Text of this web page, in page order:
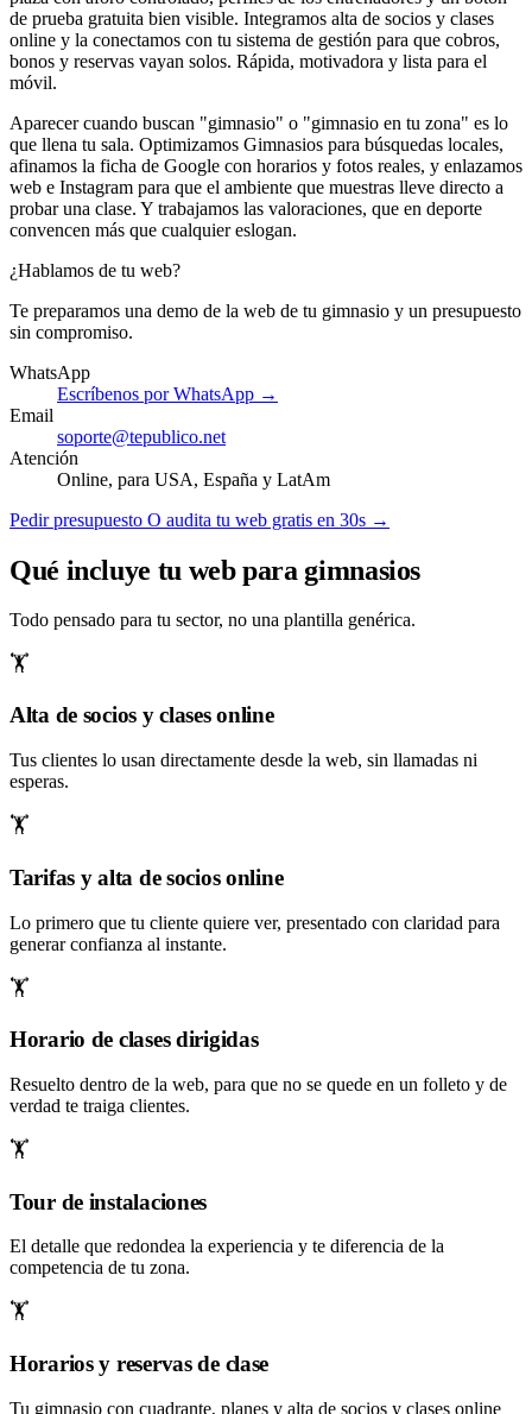
de prueba gratuita bien visible. Integramos alta de socios y clases
online y la conectamos con tu sistema de gestión para que cobros,
bonos y reservas vayan solos. Rápida, motivadora y lista para el
móvil.
Aparecer cuando buscan "gimnasio" o "gimnasio en tu zona" es lo
que llena tu sala. Optimizamos Gimnasios para búsquedas locales,
afinamos la ficha de Google con horarios y fotos reales, y enlazamos
web e Instagram para que el ambiente que muestras lleve directo a
probar una clase. Y trabajamos las valoraciones, que en deporte
convencen más que cualquier eslogan.
¿Hablamos de tu web?
Te preparamos una demo de la web de tu gimnasio y un presupuesto
sin compromiso.
WhatsApp
Escríbenos por WhatsApp →
Email
soporte@tepublico.net
Atención
Online, para USA, España y LatAm
Pedir presupuesto O audita tu web gratis en 30s →
Qué incluye tu web para gimnasios
Todo pensado para tu sector, no una plantilla genérica.
🏋️
Alta de socios y clases online
Tus clientes lo usan directamente desde la web, sin llamadas ni
esperas.
🏋️
Tarifas y alta de socios online
Lo primero que tu cliente quiere ver, presentado con claridad para
generar confianza al instante.
🏋️
Horario de clases dirigidas
Resuelto dentro de la web, para que no se quede en un folleto y de
verdad te traiga clientes.
🏋️
Tour de instalaciones
El detalle que redondea la experiencia y te diferencia de la
competencia de tu zona.
🏋️
Horarios y reservas de clase
Tu gimnasio con cuadrante, planes y alta de socios y clases online